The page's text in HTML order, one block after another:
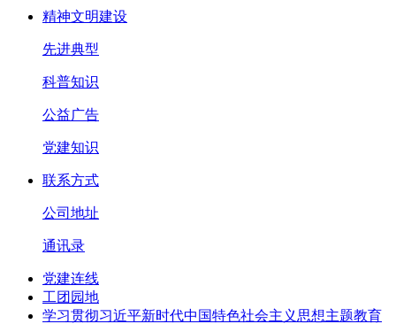
精神文明建设
先进典型
科普知识
公益广告
党建知识
联系方式
公司地址
通讯录
党建连线
工团园地
学习贯彻习近平新时代中国特色社会主义思想主题教育